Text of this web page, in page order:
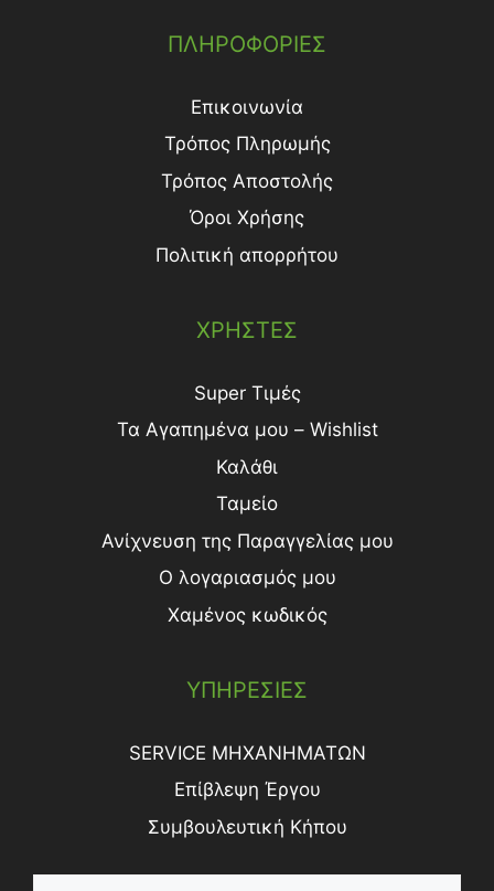
ΠΛΗΡΟΦΟΡΙΕΣ
Επικοινωνία
Τρόπος Πληρωμής
Τρόπος Aποστολής
Όροι Χρήσης
Πολιτική απορρήτου
ΧΡΗΣΤΕΣ
Super Τιμές
Τα Αγαπημένα μου – Wishlist
Καλάθι
Ταμείο
Ανίχνευση της Παραγγελίας μου
Ο λογαριασμός μου
Χαμένος κωδικός
ΥΠΗΡΕΣΙΕΣ
SERVICE ΜΗΧΑΝΗΜΑΤΩΝ
Επίβλεψη Έργου
Συμβουλευτική Κήπου